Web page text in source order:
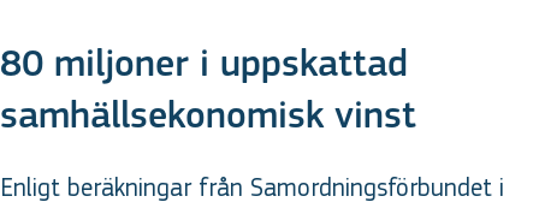
80 miljoner i uppskattad
samhällsekonomisk vinst
Enligt beräkningar från Samordningsförbundet i